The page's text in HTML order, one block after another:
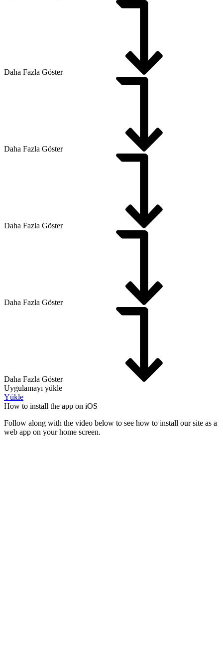
Daha Fazla Göster
Daha Fazla Göster
Daha Fazla Göster
Daha Fazla Göster
Daha Fazla Göster
Uygulamayı yükle
Yükle
How to install the app on iOS
Follow along with the video below to see how to install our site as a
web app on your home screen.